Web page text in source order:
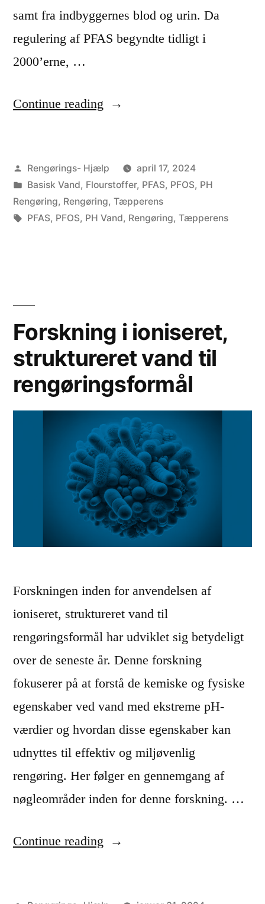
samt fra indbyggernes blod og urin. Da
regulering af PFAS begyndte tidligt i
2000’erne, …
Continue reading
A
:
k
u
m
l
e
r
e
s
t
i
h
j
e
m
o
g
p
å
o
Posted
by
Rengørings- Hjælp
april 17, 2024
Posted
in
Basisk Vand, Flourstoffer, PFAS, PFOS, PH
Rengøring, Rengøring, Tæpperens
Tags:
PFAS, PFOS, PH Vand, Rengøring, Tæpperens
Forskning i ioniseret,
struktureret vand til
rengøringsformål
Forskningen inden for anvendelsen af
ioniseret, struktureret vand til
rengøringsformål har udviklet sig betydeligt
over de seneste år. Denne forskning
fokuserer på at forstå de kemiske og fysiske
egenskaber ved vand med ekstreme pH-
værdier og hvordan disse egenskaber kan
udnyttes til effektiv og miljøvenlig
rengøring. Her følger en gennemgang af
nøgleområder inden for denne forskning. …
Continue reading